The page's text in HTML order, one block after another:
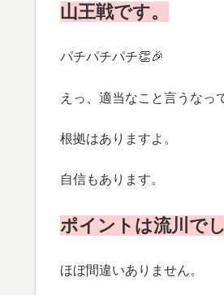
山王戦です。
パチパチパチ👏🎉
えっ、適当なこと言うなっ
根拠はありますよ。
自信もあります。
ポイントは流川で
ほぼ間違いありません。